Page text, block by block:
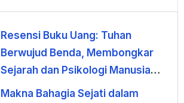
Resensi Buku Uang: Tuhan
Berwujud Benda, Membongkar
Sejarah dan Psikologi Manusia
terhadap Uang
Makna Bahagia Sejati dalam